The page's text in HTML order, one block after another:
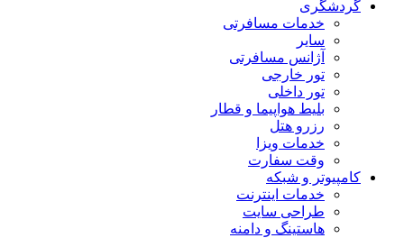
گردشگری
خدمات مسافرتی
سایر
آژانس مسافرتی
تور خارجی
تور داخلی
بلیط هواپیما و قطار
رزرو هتل
خدمات ویزا
وقت سفارت
کامپیوتر و شبکه
خدمات اینترنت
طراحی سایت
هاستینگ و دامنه